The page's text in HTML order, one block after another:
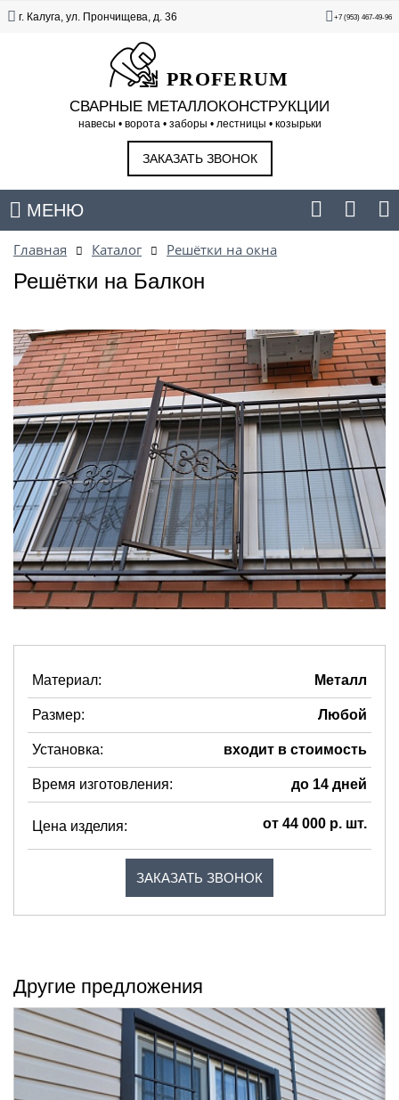
г. Калуга, ул. Прончищева, д. 36 +7 (953) 467-49-96
PROFERUM
СВАРНЫЕ МЕТАЛЛОКОНСТРУКЦИИ
навесы • ворота • заборы • лестницы • козырьки
ЗАКАЗАТЬ ЗВОНОК
МЕНЮ
Главная Каталог Решётки на окна
Решётки на Балкон
Материал: Металл
Размер: Любой
Установка: входит в стоимость
Время изготовления: до 14 дней
Цена изделия: от 44 000 р. шт.
ЗАКАЗАТЬ ЗВОНОК
Другие предложения